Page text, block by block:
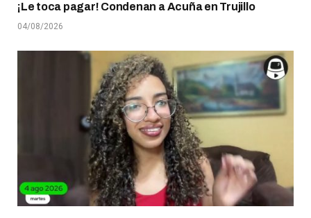
¡Le toca pagar! Condenan a Acuña en Trujillo
04/08/2026